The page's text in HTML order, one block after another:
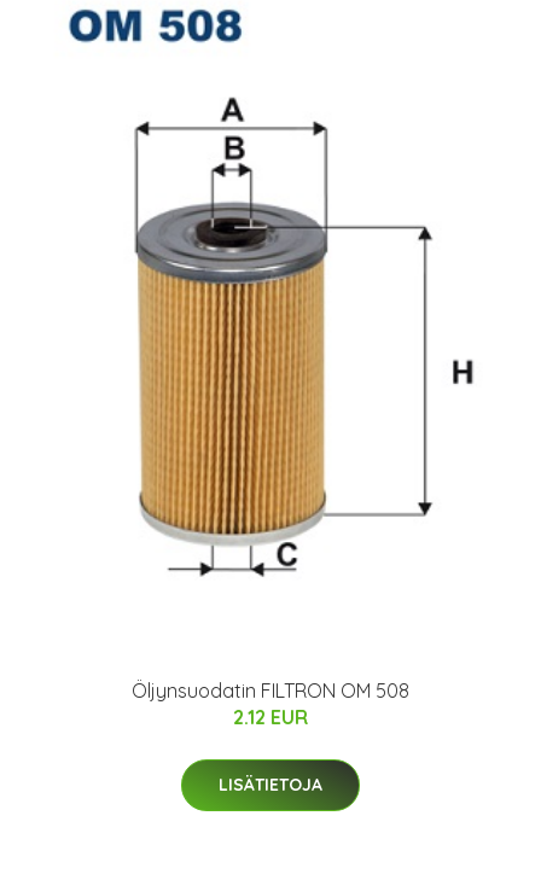
Öljynsuodatin FILTRON OM 508
2.12 EUR
LISÄTIETOJA